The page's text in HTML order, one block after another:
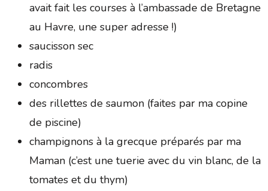
avait fait les courses à l’ambassade de Bretagne
au Havre, une super adresse !)
saucisson sec
radis
concombres
des rillettes de saumon (faites par ma copine
de piscine)
champignons à la grecque préparés par ma
Maman (c’est une tuerie avec du vin blanc, de la
tomates et du thym)